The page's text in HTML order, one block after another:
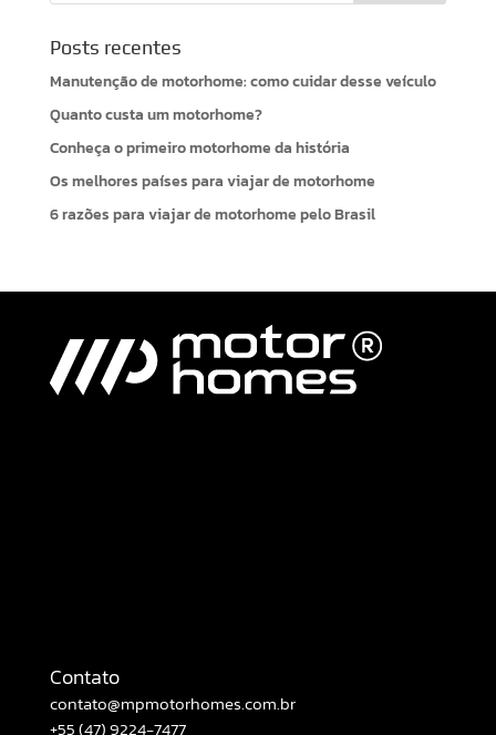
Posts recentes
Manutenção de motorhome: como cuidar desse veículo
Quanto custa um motorhome?
Conheça o primeiro motorhome da história
Os melhores países para viajar de motorhome
6 razões para viajar de motorhome pelo Brasil
Contato
contato@mpmotorhomes.com.br
+55 (47) 9224-7477